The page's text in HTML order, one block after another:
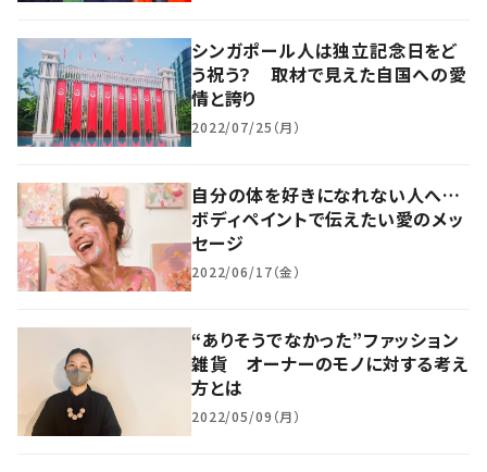
シンガポール人は独立記念日をど
う祝う？ 取材で見えた自国への愛
情と誇り
2022/07/25（月）
自分の体を好きになれない人へ…
ボディペイントで伝えたい愛のメッ
セージ
2022/06/17（金）
“ありそうでなかった”ファッション
雑貨 オーナーのモノに対する考え
方とは
2022/05/09（月）